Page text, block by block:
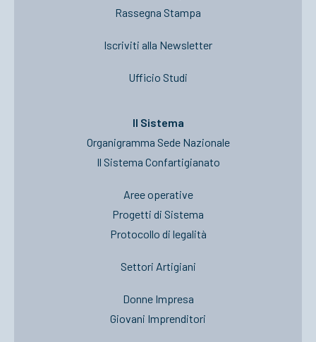
Rassegna Stampa
Iscriviti alla Newsletter
Ufficio Studi
Il Sistema
Organigramma Sede Nazionale
Il Sistema Confartigianato
Aree operative
Progetti di Sistema
Protocollo di legalità
Settori Artigiani
Donne Impresa
Giovani Imprenditori